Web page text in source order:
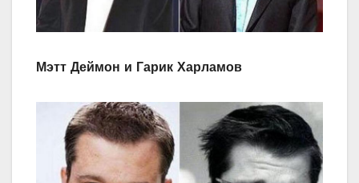
Мэтт Деймон и Гарик Харламов